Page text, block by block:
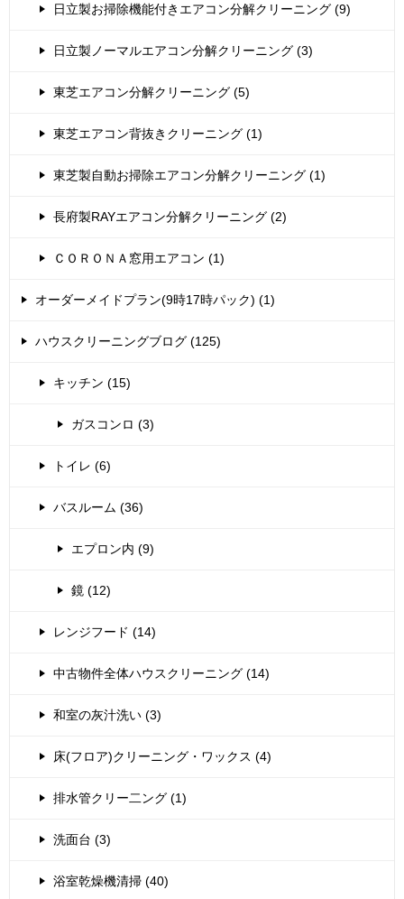
日立製お掃除機能付きエアコン分解クリーニング (9)
日立製ノーマルエアコン分解クリーニング (3)
東芝エアコン分解クリーニング (5)
東芝エアコン背抜きクリーニング (1)
東芝製自動お掃除エアコン分解クリーニング (1)
長府製RAYエアコン分解クリーニング (2)
ＣＯＲＯＮＡ窓用エアコン (1)
オーダーメイドプラン(9時17時パック) (1)
ハウスクリーニングブログ (125)
キッチン (15)
ガスコンロ (3)
トイレ (6)
バスルーム (36)
エプロン内 (9)
鏡 (12)
レンジフード (14)
中古物件全体ハウスクリーニング (14)
和室の灰汁洗い (3)
床(フロア)クリーニング・ワックス (4)
排水管クリー二ング (1)
洗面台 (3)
浴室乾燥機清掃 (40)